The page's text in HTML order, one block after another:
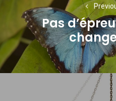
l’articlePas